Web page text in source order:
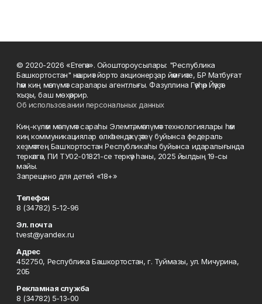
© 2020-2026 «Етегән». Ойоштороусылары: "Республика
Башкортостан" нәшриәт йорто акционерҙар йәмғиәте, БР Матбуғат
һәм киң мәғлүмәт саралары агентлығы. Фазуллина Гәүһәр Йәүҙәт
ҡыҙы, баш мөхәррир.
Об использовании персональных данных
Киң-күләм мәғлүмәт сараһы Элемтә, мәғлүмәт технологиялары һәм
киң коммуникациялар өлкәһендә күҙәтеү буйынса федераль
хеҙмәттең Башҡортостан Республикаһы буйынса идаралығында
теркәлгән, ПИ ТУ02-01821-се теркәү һаны, 2025 йылдың 19-сы
майы.
Запрещено для детей «18+»
Телефон
8 (34782) 5-12-96
Эл. почта
tvest@yandex.ru
Адрес
452750, Республика Башкортостан, г. Туймазы, ул. Мичурина,
20Б
Рекламная служба
8 (34782) 5-13-00